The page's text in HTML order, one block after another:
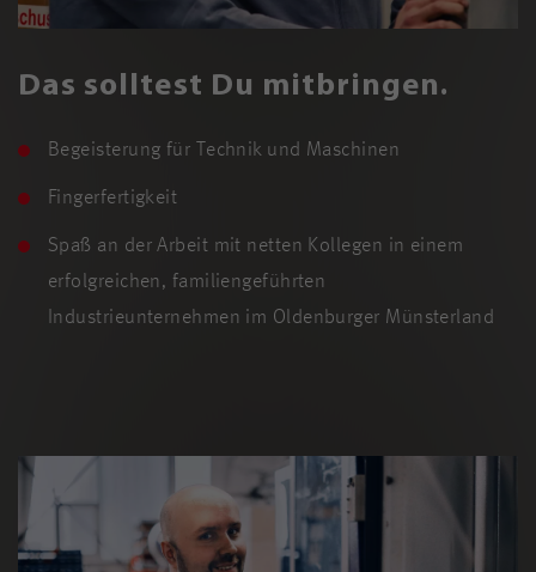
Das solltest Du mitbringen.
Begeisterung für Technik und Maschinen
Fingerfertigkeit
Spaß an der Arbeit mit netten Kollegen in einem
erfolgreichen, familiengeführten
Industrieunternehmen im Oldenburger Münsterland